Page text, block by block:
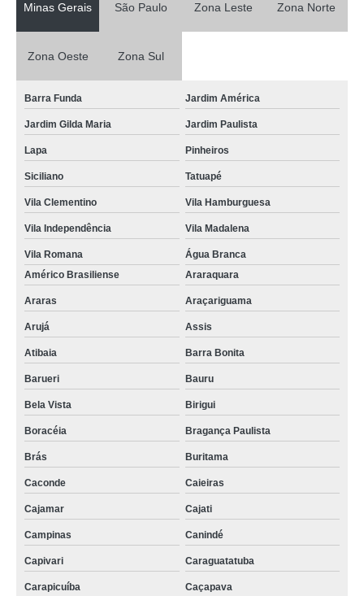
Minas Gerais São Paulo Zona Leste Zona Norte
Zona Oeste Zona Sul
Barra Funda Jardim América
Jardim Gilda Maria Jardim Paulista
Lapa Pinheiros
Siciliano Tatuapé
Vila Clementino Vila Hamburguesa
Vila Independência Vila Madalena
Vila Romana
Água Branca
Américo Brasiliense
Araraquara
Araras Araçariguama
Arujá Assis
Atibaia Barra Bonita
Barueri Bauru
Bela Vista Birigui
Boracéia Bragança Paulista
Brás Buritama
Caconde Caieiras
Cajamar Cajati
Campinas Canindé
Capivari Caraguatatuba
Carapicuíba Caçapava